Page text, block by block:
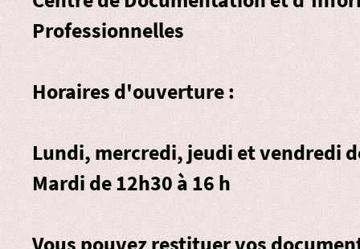
Professionnelles
Horaires d'ouverture :
Lundi, mercredi, jeudi et vendredi
Mardi de 12h30 à 16 h